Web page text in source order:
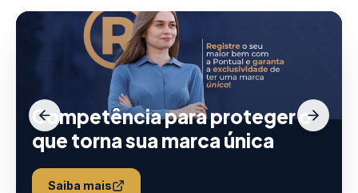
Competência para proteger o
que torna sua marca única
Saiba mais